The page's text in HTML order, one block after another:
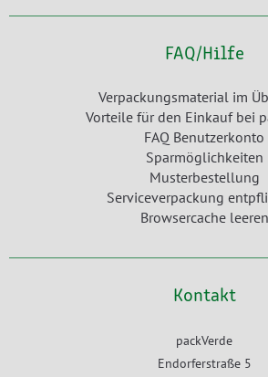
FAQ/Hilfe
Verpackungsmaterial im
Vorteile für den Einkauf bei
FAQ Benutzerkonto
Sparmöglichkeiten
Musterbestellung
Serviceverpackung
Browsercache leeren
Kontakt
packVerde
Endorferstraße 5